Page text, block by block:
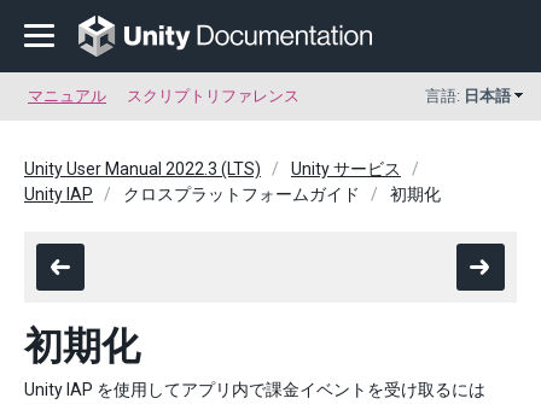
マニュアル スクリプトリファレンス 言語: 日本語
Unity User Manual 2022.3 (LTS)
Unity サービス
Unity IAP
クロスプラットフォームガイド 初期化
初期化
Unity IAP を使用してアプリ内で課金イベントを受け取るには